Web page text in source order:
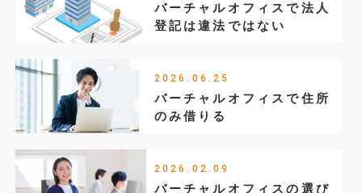
バーチャルオフィスで法人
登記は違法ではない
2026.06.25
バーチャルオフィスで住所
のみ借りる
2026.02.09
バーチャルオフィスの選び